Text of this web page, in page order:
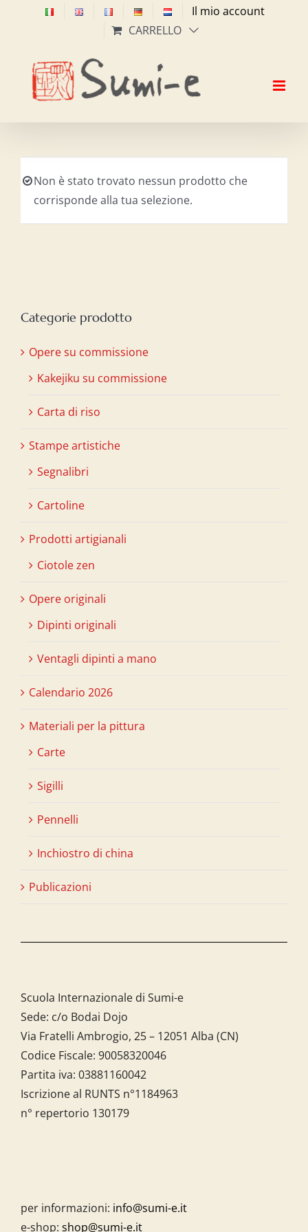
Il mio account
CARRELLO
Non è stato trovato nessun prodotto che
corrisponde alla tua selezione.
Categorie prodotto
Opere su commissione
Kakejiku su commissione
Carta di riso
Stampe artistiche
Segnalibri
Cartoline
Prodotti artigianali
Ciotole zen
Opere originali
Dipinti originali
Ventagli dipinti a mano
Calendario 2026
Materiali per la pittura
Carte
Sigilli
Pennelli
Inchiostro di china
Publicazioni
Scuola Internazionale di Sumi-e
Sede: c/o Bodai Dojo
Via Fratelli Ambrogio, 25 – 12051 Alba (CN)
Codice Fiscale: 90058320046
Partita iva: 03881160042
Iscrizione al RUNTS n°1184963
n° repertorio 130179
per informazioni: info@sumi-e.it
e-shop: shop@sumi-e.it